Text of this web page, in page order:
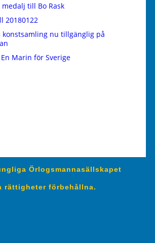
till Bo Rask
20180122
konstsamling nu tillgänglig på
Marin för Sverige
Örlogsmannasällskapet
rättigheter förbehållna.